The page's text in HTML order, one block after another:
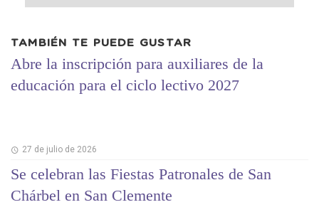
TAMBIÉN TE PUEDE GUSTAR
Abre la inscripción para auxiliares de la
educación para el ciclo lectivo 2027
27 de julio de 2026
Se celebran las Fiestas Patronales de San
Chárbel en San Clemente